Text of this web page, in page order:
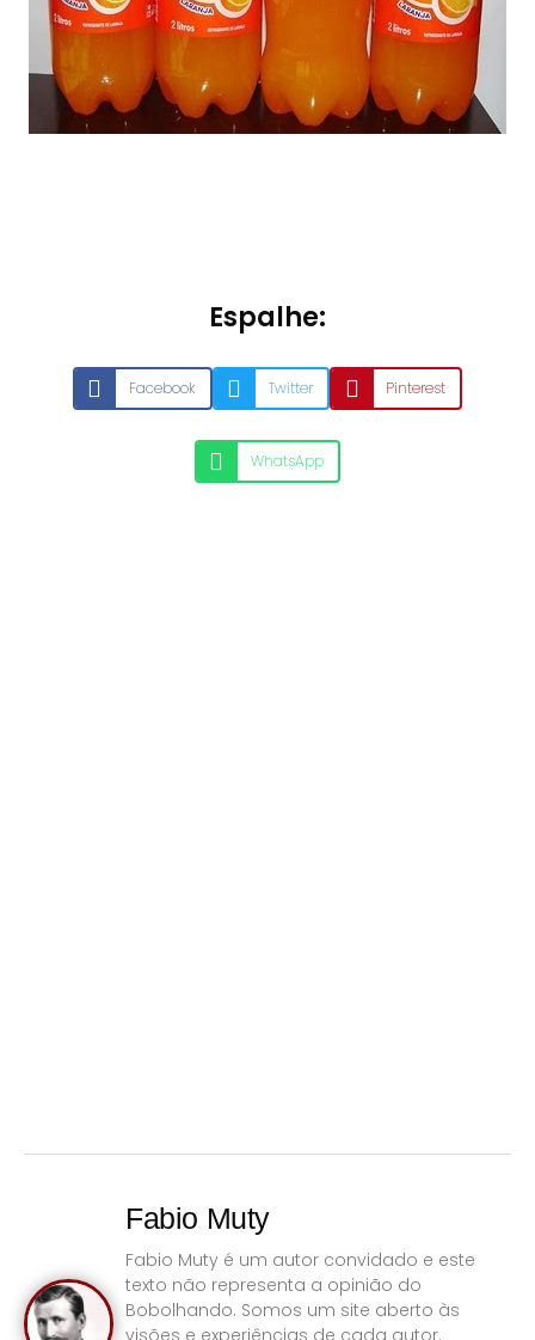
Espalhe:
Facebook Twitter Pinterest
WhatsApp
Fabio Muty
Fabio Muty é um autor convidado e este
texto não representa a opinião do
Bobolhando. Somos um site aberto às